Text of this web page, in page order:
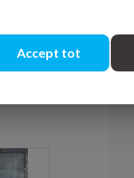
Accept tot